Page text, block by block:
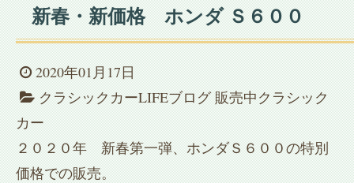
新春・新価格 ホンダ Ｓ６００
2020年01月17日
クラシックカーLIFEブログ 販売中クラシック
カー
２０２０年 新春第一弾、ホンダＳ６００の特別
価格での販売。